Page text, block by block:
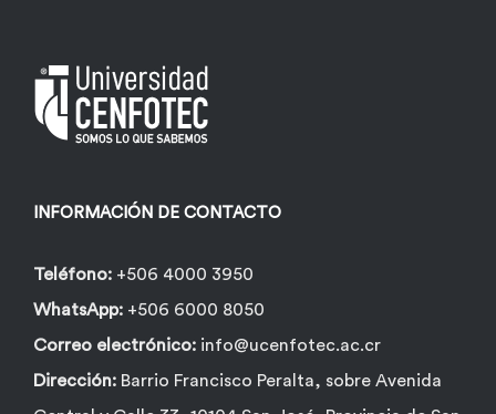
INFORMACIÓN DE CONTACTO
Teléfono: +506 4000 3950
WhatsApp: +506 6000 8050
Correo electrónico: info@ucenfotec.ac.cr
Dirección: Barrio Francisco Peralta, sobre Avenida